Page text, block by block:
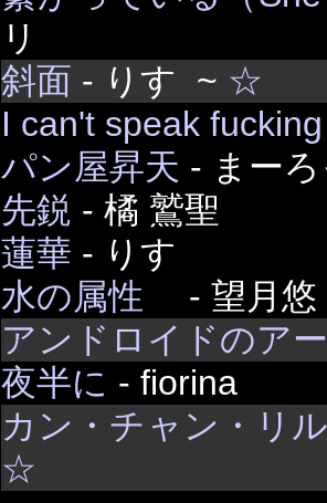
リ
斜面 - りす ~ ☆
I can't speak
パン屋昇天 - まー
先鋭 - 橘 鷲聖
蓮華 - りす
水の属性
- 望月悠
アンドロイドのア
夜半に - fiorina
カン・チャン・リ
☆